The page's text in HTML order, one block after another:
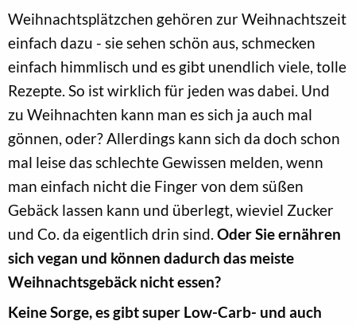
Weihnachtsplätzchen gehören zur Weihnachtszeit
einfach dazu - sie sehen schön aus, schmecken
einfach himmlisch und es gibt unendlich viele, tolle
Rezepte. So ist wirklich für jeden was dabei. Und
zu Weihnachten kann man es sich ja auch mal
gönnen, oder? Allerdings kann sich da doch schon
mal leise das schlechte Gewissen melden, wenn
man einfach nicht die Finger von dem süßen
Gebäck lassen kann und überlegt, wieviel Zucker
und Co. da eigentlich drin sind. Oder Sie ernähren
sich vegan und können dadurch das meiste
Weihnachtsgebäck nicht essen?
Keine Sorge, es gibt super Low-Carb- und auch